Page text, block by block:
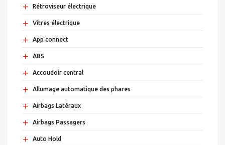
+ Rétroviseur électrique
+ Vitres électrique
+ App connect
+ ABS
+ Accoudoir central
+ Allumage automatique des phares
+ Airbags Latéraux
+ Airbags Passagers
+ Auto Hold